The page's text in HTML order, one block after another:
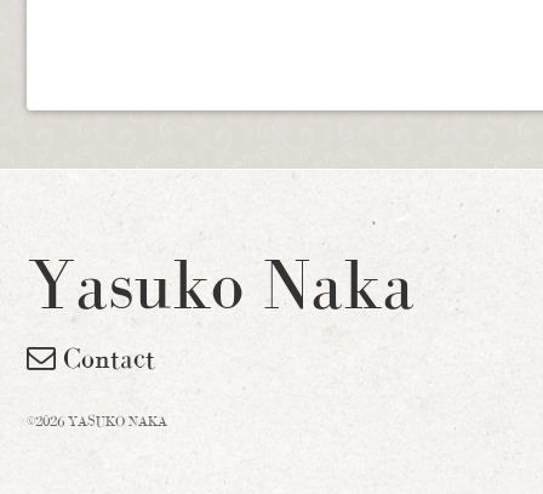
Yasuko Naka
Contact
©2026 YASUKO NAKA